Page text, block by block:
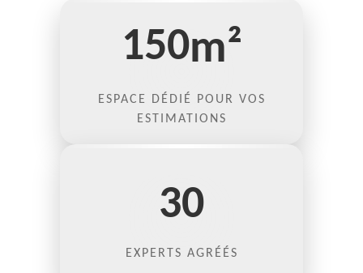
150m²
ESPACE DÉDIÉ POUR VOS
ESTIMATIONS
30
EXPERTS AGRÉÉS